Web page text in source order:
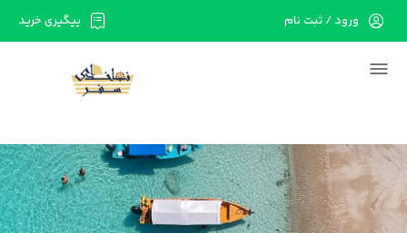
در حال حاضر ارتباط با سرور قطع می باشد لطفا
پیگیری خرید ورود / ثبت نام